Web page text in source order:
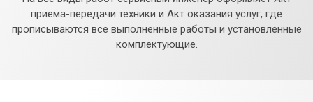
приема-передачи техники и Акт оказания услуг, где
прописываются все выполненные работы и установленные
комплектующие.